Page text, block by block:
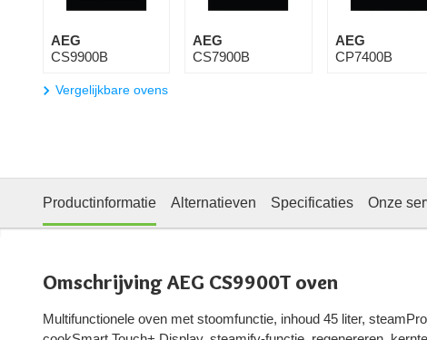
AEG
CS9900B
AEG
CS7900B
AEG
CP7400B
Vergelijkbare ovens
Productinformatie Alternatieven Specificaties Onze
Omschrijving AEG CS9900T oven
Multifunctionele oven met stoomfunctie, inhoud 45 liter,